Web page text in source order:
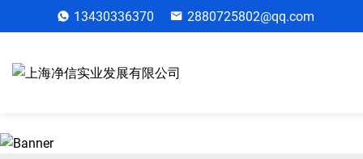
13430336370 2880725802@qq.com